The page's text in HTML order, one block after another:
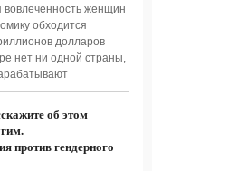
вовлеченность женщин
обходится
долларов
нет ни одной страны,
об этом
против гендерного